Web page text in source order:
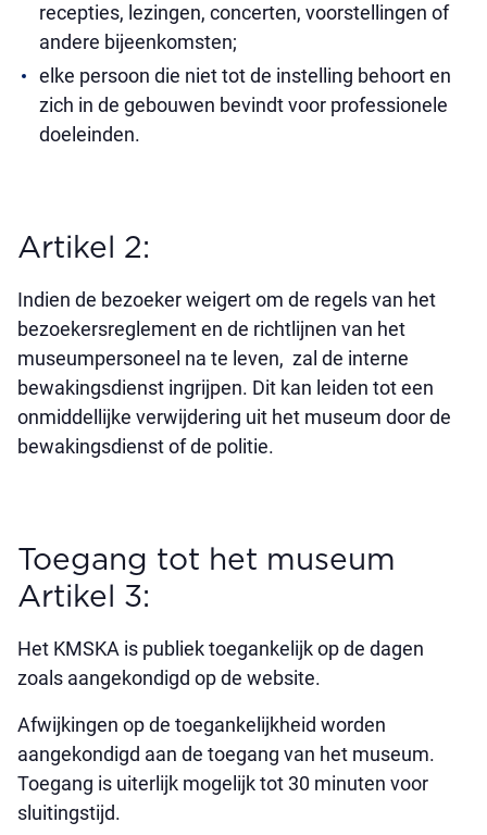
recepties, lezingen, concerten, voorstellingen of
andere bijeenkomsten;
elke persoon die niet tot de instelling behoort en
zich in de gebouwen bevindt voor professionele
doeleinden.
Artikel 2:
Indien de bezoeker weigert om de regels van het
bezoekersreglement en de richtlijnen van het
museumpersoneel na te leven, zal de interne
bewakingsdienst ingrijpen. Dit kan leiden tot een
onmiddellijke verwijdering uit het museum door de
bewakingsdienst of de politie.
Toegang tot het museum
Artikel 3:
Het KMSKA is publiek toegankelijk op de dagen
zoals aangekondigd op de website.
Afwijkingen op de toegankelijkheid worden
aangekondigd aan de toegang van het museum.
Toegang is uiterlijk mogelijk tot 30 minuten voor
sluitingstijd.